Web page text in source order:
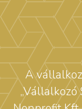
A
„Vállalkozó